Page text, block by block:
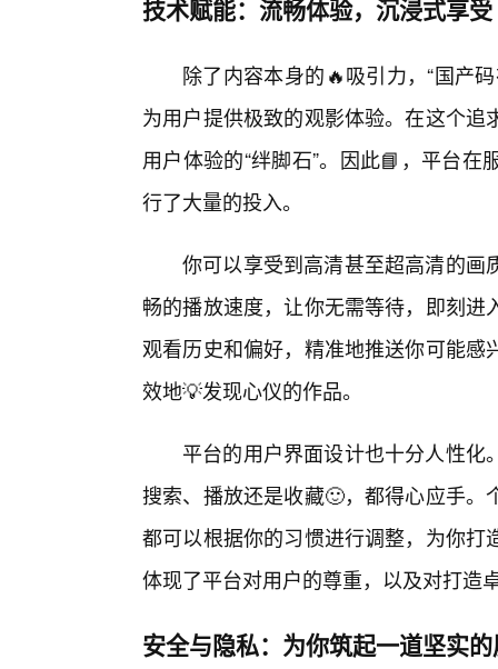
技术赋能：流畅体验，沉浸式享受
除了内容本身的🔥吸引力，“国产
为用户提供极致的观影体验。在这个
用户体验的“绊脚石”。因此📘，平台
行了大量的投入。
你可以享受到高清甚至超高清的画
畅的播放速度，让你无需等待，即刻
观看历史和偏好，精准地推送你可能
效地💡发现心仪的作品。
平台的用户界面设计也十分人性
搜索、播放还是收藏🙂，都得心应手
都可以根据你的习惯进行调整，为你
体现了平台对用户的尊重，以及对打造
安全与隐私：为你筑起一道坚实